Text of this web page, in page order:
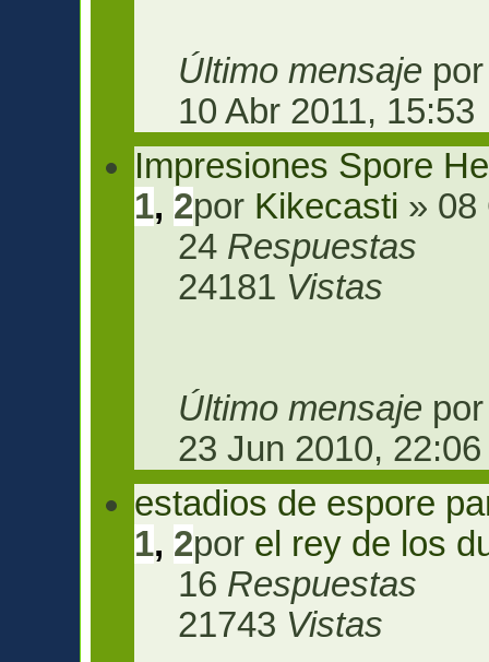
Último mensaje
10 Abr 2011, 15:53
Impresiones Spore
1, 2por Kikecasti » 08
24 Respuestas
24181 Vistas
Último mensaje
23 Jun 2010, 22:06
estadios de espore
1, 2por el rey de los
16 Respuestas
21743 Vistas